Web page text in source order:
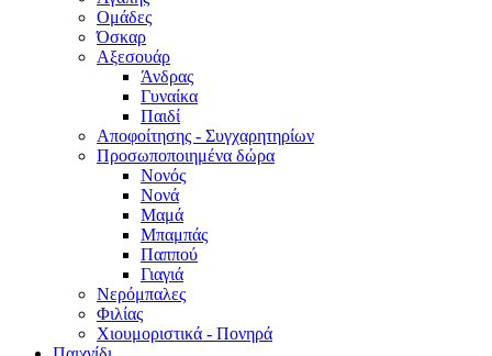
Ομάδες
Όσκαρ
Αξεσουάρ
Άνδρας
Γυναίκα
Παιδί
Αποφοίτησης - Συγχαρητηρίων
Προσωποποιημένα δώρα
Νονός
Νονά
Μαμά
Μπαμπάς
Παππού
Γιαγιά
Νερόμπαλες
Φιλίας
Χιουμοριστικά - Πονηρά